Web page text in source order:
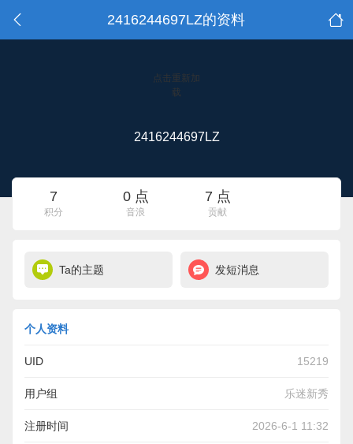
2416244697LZ的资料
点击重新加
载
2416244697LZ
7
积分
0 点
音浪
7 点
贡献
Ta的主题 发短消息
个人资料
UID 15219
用户组 乐迷新秀
注册时间 2026-6-1 11:32